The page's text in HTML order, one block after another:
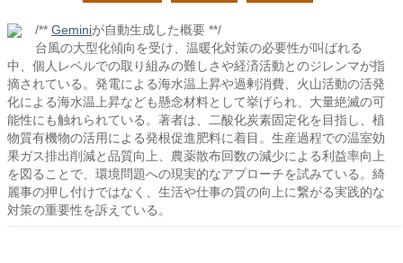
/** Geminiが自動生成した概要 **/
台風の大型化傾向を受け、温暖化対策の必要性が叫ばれる
中、個人レベルでの取り組みの難しさや経済活動とのジレンマが指
摘されている。発電による海水温上昇や過剰消費、火山活動の活発
化による海水温上昇なども懸念材料として挙げられ、大量絶滅の可
能性にも触れられている。著者は、二酸化炭素固定化を目指し、植
物質有機物の活用による発根促進肥料に着目。生産過程での温室効
果ガス排出削減と品質向上、農薬散布回数の減少による利益率向上
を図ることで、環境問題への現実的なアプローチを試みている。綺
麗事の押し付けではなく、生活や仕事の質の向上に繋がる実践的な
対策の重要性を訴えている。